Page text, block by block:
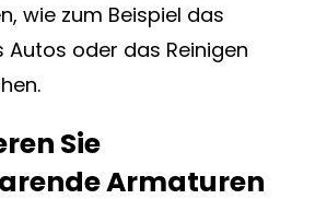
wie zum Beispiel das
Autos oder das Reinigen
Sie
Armaturen